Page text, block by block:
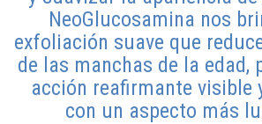
NeoGlucosamina nos
exfoliación suave que
de las manchas de la edad,
acción reafirmante visible
con un aspecto más